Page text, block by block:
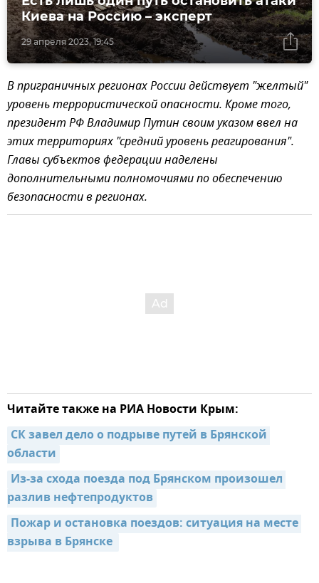
29 апреля 2023, 19:45
Киева на Россию – эксперт
В приграничных регионах России действует "желтый"
уровень террористической опасности. Кроме того,
президент РФ Владимир Путин своим указом ввел на
этих территориях "средний уровень реагирования".
Главы субъектов федерации наделены
дополнительными полномочиями по обеспечению
безопасности в регионах.
Читайте также на РИА Новости Крым:
СК завел дело о подрыве путей в Брянской
области
Из-за схода поезда под Брянском произошел
разлив нефтепродуктов
Пожар и остановка поездов: ситуация на месте
взрыва в Брянске